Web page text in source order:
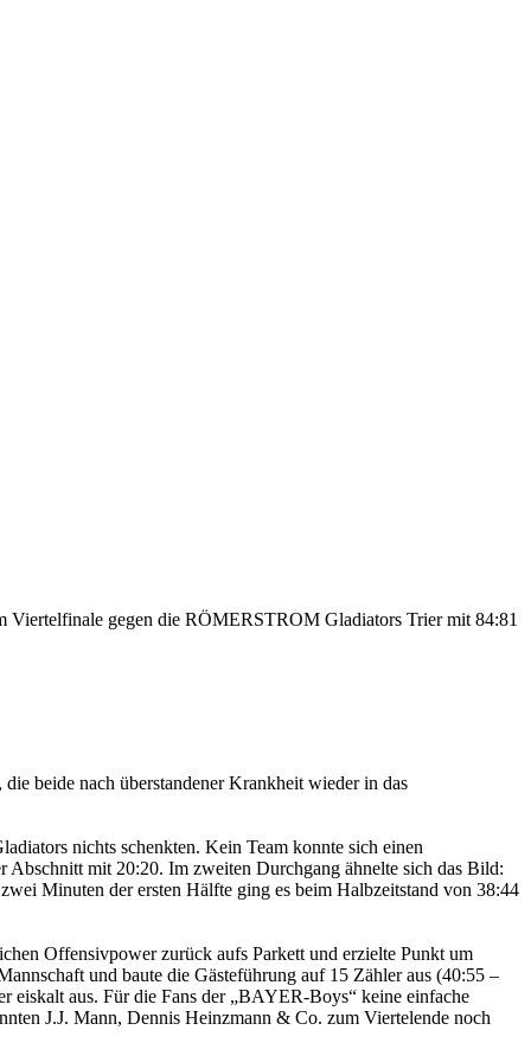
gegen die RÖMERSTROM Gladiators Trier mit 84:81
beide nach überstandener Krankheit wieder in das
nichts schenkten. Kein Team konnte sich einen
Abschnitt mit 20:20. Im zweiten Durchgang ähnelte sich das Bild:
Minuten der ersten Hälfte ging es beim Halbzeitstand von 38:44
Offensivpower zurück aufs Parkett und erzielte Punkt um
und baute die Gästeführung auf 15 Zähler aus (40:55 –
eiskalt aus. Für die Fans der „BAYER-Boys“ keine einfache
J.J. Mann, Dennis Heinzmann & Co. zum Viertelende noch